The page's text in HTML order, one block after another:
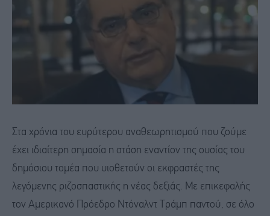
Στα χρόνια του ευρύτερου αναθεωρητισμού που ζούμε
έχει ιδιαίτερη σημασία η στάση εναντίον της ουσίας του
δημόσιου τομέα που υιοθετούν οι εκφραστές της
λεγόμενης ριζοσπαστικής η νέας δεξιάς. Με επικεφαλής
τον Αμερικανό Πρόεδρο Ντόναλντ Τράμπ παντού, σε όλο